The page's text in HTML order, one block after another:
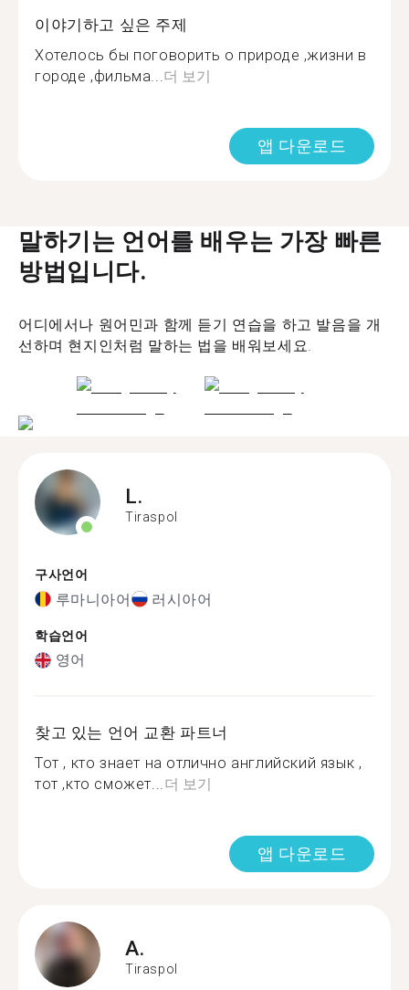
이야기하고 싶은 주제
Хотелось бы поговорить о природе ,жизни в
городе ,фильма... 더 보기
앱 다운로드
말하기는 언어를 배우는 가장 빠른
방법입니다.
어디에서나 원어민과 함께 듣기 연습을 하고 발음을 개
선하며 현지인처럼 말하는 법을 배워보세요.
L.
Tiraspol
구사언어
루마니아어 러시아어
학습언어
영어
찾고 있는 언어 교환 파트너
Тот , кто знает на отлично английский язык ,
тот ,кто сможет...더 보기
앱 다운로드
A.
Tiraspol